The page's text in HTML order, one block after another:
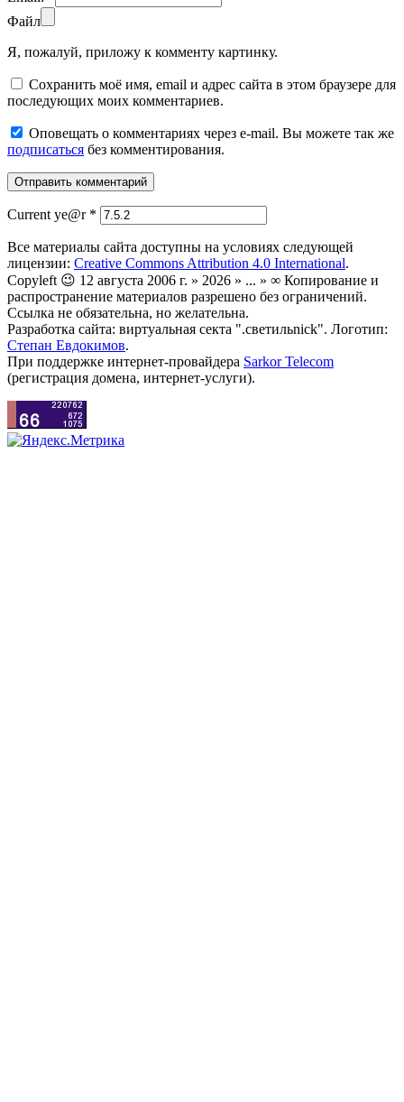
Файл
Я, пожалуй, приложу к комменту картинку.
Сохранить моё имя, email и адрес сайта в этом браузере для
последующих моих комментариев.
Оповещать о комментариях через e-mail. Вы можете так же
подписаться без комментирования.
Current ye@r *
Все материалы сайта доступны на условиях следующей
лицензии: Creative Commons Attribution 4.0 International.
Copyleft 😉 12 августа 2006 г. » 2026 » ... » ∞ Копирование и
распространение материалов разрешено без ограничений.
Ссылка не обязательна, но желательна.
Разработка сайта: виртуальная секта ".светильnick". Логотип:
Степан Евдокимов.
При поддержке интернет-провайдера Sarkor Telecom
(регистрация домена, интернет-услуги).